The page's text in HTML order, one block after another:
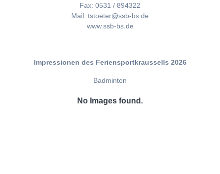
Fax: 0531 / 894322
Mail: tstoeter@ssb-bs.de
www.ssb-bs.de
Impressionen des Feriensportkraussells 2026
Badminton
No Images found.